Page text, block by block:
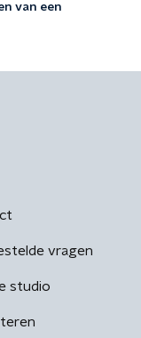
van een
vragen
studio